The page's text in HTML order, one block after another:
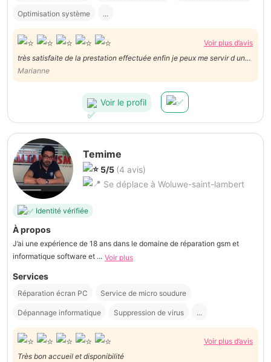
Optimisation système ...
Voir plus d’avis
très satisfaite de la prestation effectuée enfin je peux me servir d un
ordi configuré aux petits oignons!!! Jésus est patient sympathique et
très a la pointe pour les connaissances sur ordi je vous le conseille
vivement merci je suis ravie
Marianne
Voir le profil
Temime
5/5 (4 avis)
Se déplace à Woluwe-saint-lambert
Identité vérifiée
À propos
J’ai une expérience de 18 ans dans le domaine de réparation gsm et
informatique software et ... Voir plus
Services
Réparation écran PC Service de micro soudure
Dépannage informatique Suppression de virus ...
Voir plus d’avis
Très bon accueil et disponibilité